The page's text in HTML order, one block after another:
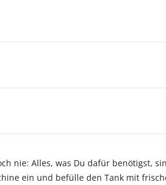
nie: Alles, was Du dafür benötigst,
ein und befülle den Tank mit